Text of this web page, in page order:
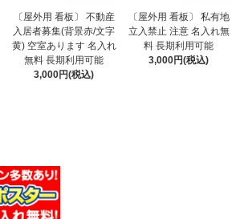
〔屋外用 看板〕 不動産
入居者募集(背景赤/文字
黄) 空室あります 名入れ
無料 長期利用可能
3,000円(税込)
〔屋外用 看板〕 私有地
立入禁止 注意 名入れ無
料 長期利用可能
3,000円(税込)